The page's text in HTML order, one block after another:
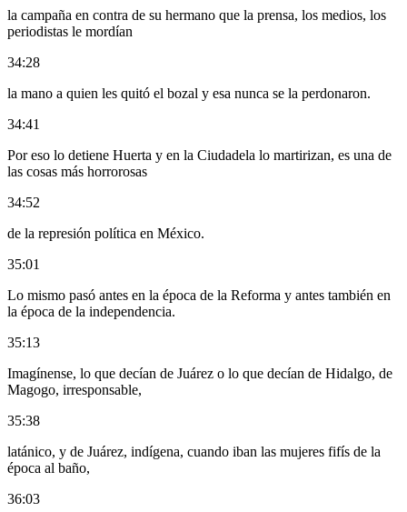
la campaña en contra de su hermano que la prensa, los medios, los
periodistas le mordían
34:28
la mano a quien les quitó el bozal y esa nunca se la perdonaron.
34:41
Por eso lo detiene Huerta y en la Ciudadela lo martirizan, es una de
las cosas más horrorosas
34:52
de la represión política en México.
35:01
Lo mismo pasó antes en la época de la Reforma y antes también en
la época de la independencia.
35:13
Imagínense, lo que decían de Juárez o lo que decían de Hidalgo, de
Magogo, irresponsable,
35:38
latánico, y de Juárez, indígena, cuando iban las mujeres fifís de la
época al baño,
36:03